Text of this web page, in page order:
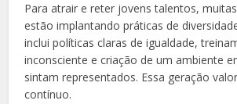
Para atrair e reter jovens talentos,
estão implantando práticas de
inclui políticas claras de igualdade,
inconsciente e criação de um ambiente
sintam representados. Essa geração
contínuo.